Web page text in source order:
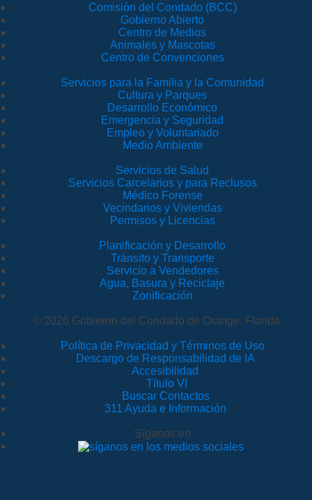
Comisión del Condado (BCC)
Gobierno Abierto
Centro de Medios
Animales y Mascotas
Centro de Convenciones
Servicios para la Familia y la Comunidad
Cultura y Parques
Desarrollo Económico
Emergencia y Seguridad
Empleo y Voluntariado
Medio Ambiente
Servicios de Salud
Servicios Carcelarios y para Reclusos
Médico Forense
Vecindarios y Viviendas
Permisos y Licencias
Planificación y Desarrollo
Tránsito y Transporte
Servicio a Vendedores
Agua, Basura y Reciclaje
Zonificación
© 2026 Gobierno del Condado de Orange, Florida
Política de Privacidad y Términos de Uso
· Descargo de Responsabilidad de IA
· Accesibilidad
· Título VI
· Buscar Contactos
· 311 Ayuda e Información
Síganos en